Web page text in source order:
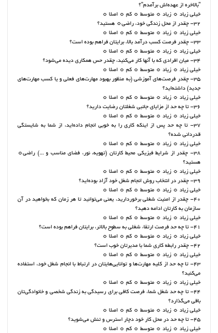
"بالاخره از عهده‌اش برآمدم"؟
خیلی زیاد ☼ زیاد ☼ متوسط ☼ کم ☼ اصلا ☼
32- چقدر از محل زندگی خود، راضی☼ هستید؟
خیلی زیاد ☼ زیاد ☼ متوسط ☼ کم ☼ اصلا ☼
33- چقدر فرصت کسب درآمد بالا، برایتان فراهم بوده است؟
خیلی زیاد ☼ زیاد ☼ متوسط ☼ کم ☼ اصلا ☼
34- میان افرادی که با آنها کار می‌کنید، چقدر حس همکاری دیده می‌شود؟
خیلی زیاد ☼ زیاد ☼ متوسط ☼ کم ☼ اصلا ☼
35- چقدر فرصت‌های آموزشی (به منظور بهبود مهارت‌های فعلی و یا کسب مهارت‌های
جدید) داشته‌اید؟
خیلی زیاد ☼ زیاد ☼ متوسط ☼ کم ☼ اصلا ☼
36- تا چه حد از مزایای جانبی شغلتان رضایت دارید؟
خیلی زیاد ☼ زیاد ☼ متوسط ☼ کم ☼ اصلا ☼
37- تا چه حد پس از اینکه کاری را به خوبی انجام داده‌اید، از شما به شایستگی
قدردانی شده؟
خیلی زیاد ☼ زیاد ☼ متوسط ☼ کم ☼ اصلا ☼
38- چقدر از شرایط فیزیکی محیط کارتان (تهویه، نور، فضای مناسب و ...) راضی☼
هستید؟
خیلی زیاد ☼ زیاد ☼ متوسط ☼ کم ☼ اصلا ☼
39- چقدر در انتخاب روش انجام شغل خود آزاد بوده‌اید؟
خیلی زیاد ☼ زیاد ☼ متوسط ☼ کم ☼ اصلا ☼
40- چقدر از امنیت شغلی برخوردارید، یعنی می‌توانید تا هر زمان که بخواهید در آن
سازمان به کارتان ادامه دهید؟
خیلی زیاد ☼ زیاد ☼ متوسط ☼ کم ☼ اصلا ☼
41- تا چه حد فرصت ارتقاء شغلی به سطوح بالاتر، برایتان فراهم بوده است؟
خیلی زیاد ☼ زیاد ☼ متوسط ☼ کم ☼ اصلا ☼
42- چقدر رابطه‌ کاریِ شما با مدیرتان خوب است؟
خیلی زیاد ☼ زیاد ☼ متوسط ☼ کم ☼ اصلا ☼
43- تا چه حد از کلیه مهارت‌ها و توانایی‌هایتان در ارتباط با انجام شغل خود، استفاده
می‌کنید؟
خیلی زیاد ☼ زیاد ☼ متوسط ☼ کم ☼ اصلا ☼
44- تا چه حد شغل شما، فرصت کافی برای رسیدگی به زندگی شخصی و خانوادگی‌تان
باقی می‌گذارد؟
خیلی زیاد ☼ زیاد ☼ متوسط ☼ کم ☼ اصلا ☼
45- تا چه حد در محل کار خود دچار استرس و تنش می‌شوید؟
خیلی زیاد ☼ زیاد ☼ متوسط ☼ کم ☼ اصلا ☼